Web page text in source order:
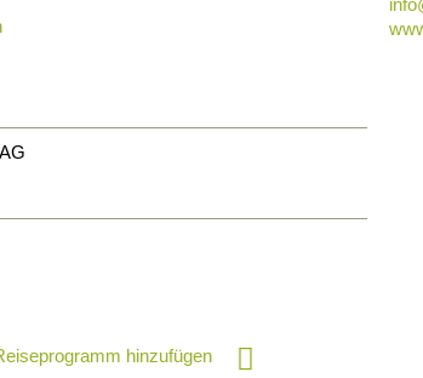
hinzufügen